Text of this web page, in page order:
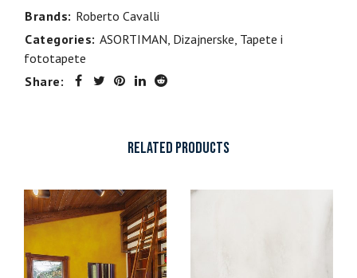
Brands: Roberto Cavalli
Categories: ASORTIMAN, Dizajnerske, Tapete i
fototapete
Share:
RELATED PRODUCTS